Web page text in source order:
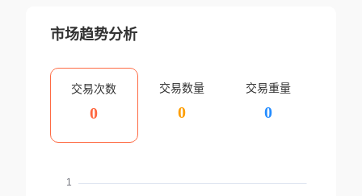
市场趋势分析
交易次数
0
交易数量
0
交易重量
0